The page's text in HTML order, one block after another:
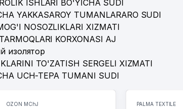
ISHLARI BO'YICHA SUDI
YAKKASAROY TUMANLARARO SUDI
NOSOZLIKLARI XIZMATI
KORXONASI AJ
изолятор
TO'ZATISH SERGELI XIZMATI
UCH-TEPA TUMANI SUDI
OZON MChJ PALMA TEXTILE